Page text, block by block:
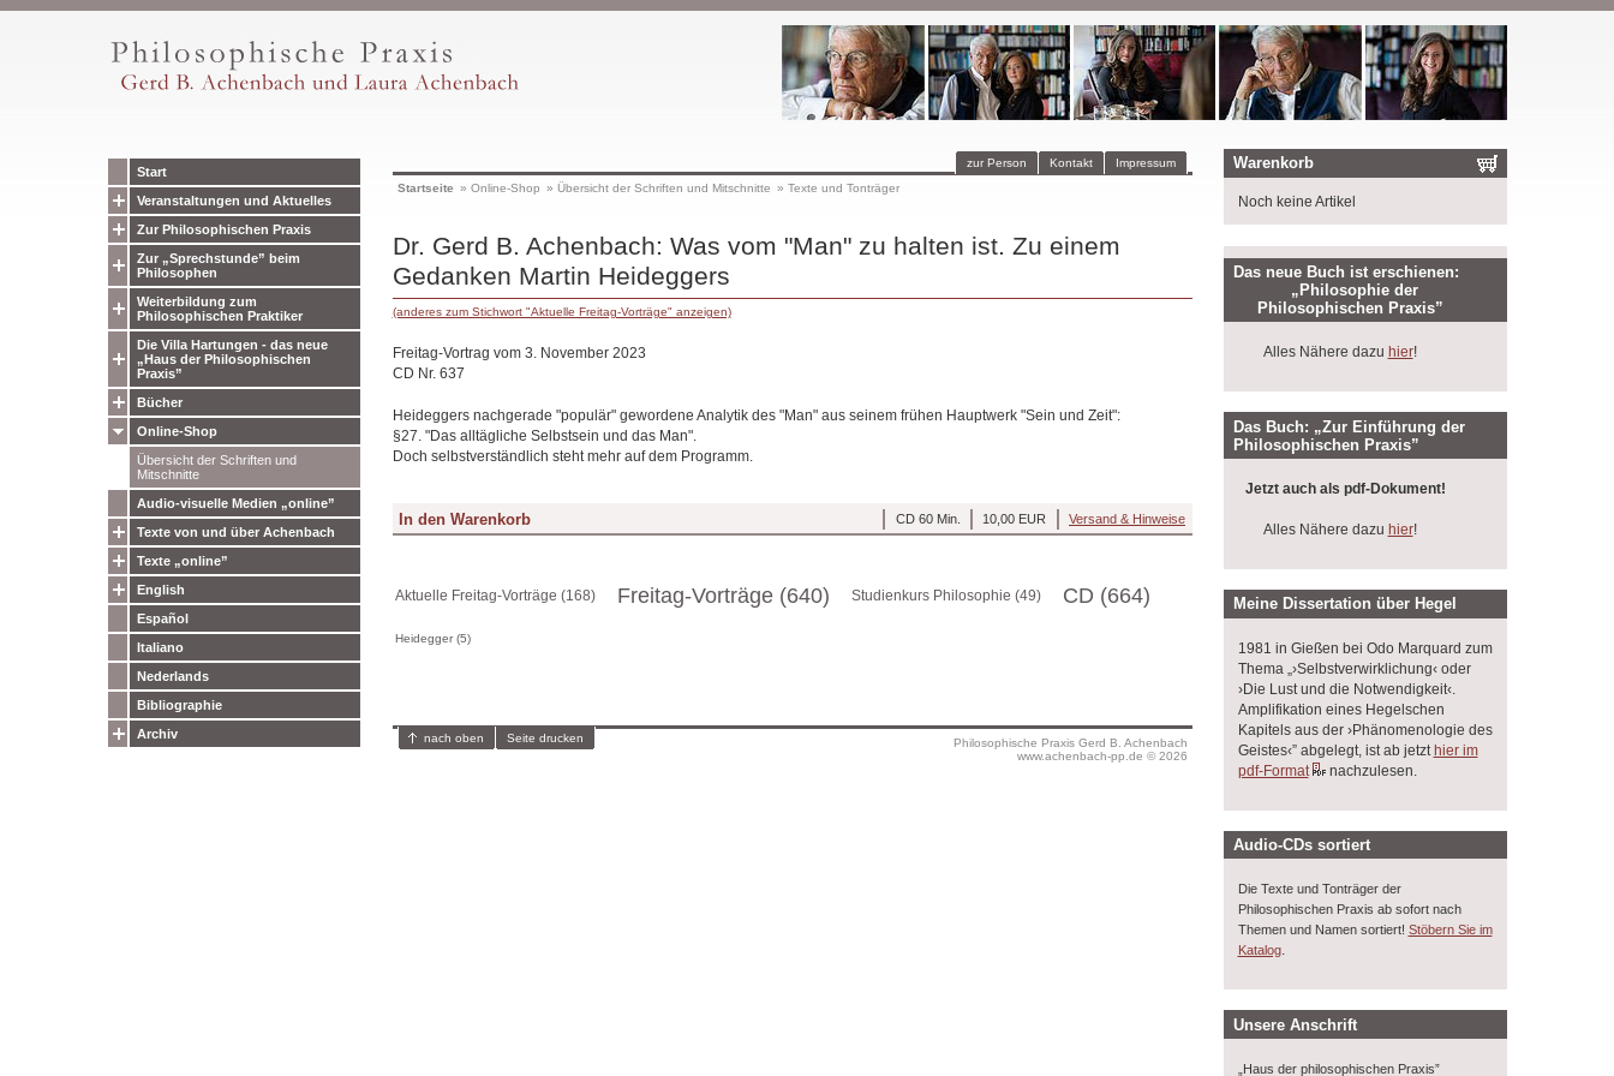
Start
Veranstaltungen und Aktuelles
Zur Philosophischen Praxis
Zur „Sprechstunde” beim
Philosophen
Weiterbildung zum
Philosophischen Praktiker
Die Villa Hartungen - das neue
„Haus der Philosophischen
Praxis”
Bücher
Online-Shop
Übersicht der Schriften und
Mitschnitte
Audio-visuelle Medien „online”
Texte von und über Achenbach
Texte „online”
English
Español
Italiano
Nederlands
Bibliographie
Archiv
Impressum
Kontakt
zur Person
Startseite » Online-Shop » Übersicht der Schriften und Mitschnitte » Texte und Tonträger
Dr. Gerd B. Achenbach: Was vom "Man" zu halten ist. Zu einem
Gedanken Martin Heideggers
(anderes zum Stichwort "Aktuelle Freitag-Vorträge" anzeigen)
Freitag-Vortrag vom 3. November 2023
CD Nr. 637
Heideggers nachgerade "populär" gewordene Analytik des "Man" aus seinem frühen Hauptwerk "Sein und Zeit":
§27. "Das alltägliche Selbstsein und das Man".
Doch selbstverständlich steht mehr auf dem Programm.
Versand & Hinweise
10,00 EUR
CD 60 Min.
Aktuelle Freitag-Vorträge (168) Freitag-Vorträge (640) Studienkurs Philosophie (49) CD (664)
Heidegger (5)
Philosophische Praxis Gerd B. Achenbach
www.achenbach-pp.de © 2026
nach oben Seite drucken
Warenkorb
Noch keine Artikel
Das neue Buch ist erschienen:
„Philosophie der
Philosophischen Praxis”
Alles Nähere dazu hier!
Das Buch: „Zur Einführung der
Philosophischen Praxis”
Jetzt auch als pdf-Dokument!
Alles Nähere dazu hier!
Meine Dissertation über Hegel
1981 in Gießen bei Odo Marquard zum
Thema „›Selbstverwirklichung‹ oder
›Die Lust und die Notwendigkeit‹.
Amplifikation eines Hegelschen
Kapitels aus der ›Phänomenologie des
Geistes‹” abgelegt, ist ab jetzt hier im
pdf-Format
nachzulesen.
Audio-CDs sortiert
Die Texte und Tonträger der
Philosophischen Praxis ab sofort nach
Themen und Namen sortiert! Stöbern Sie im
Katalog.
Unsere Anschrift
„Haus der philosophischen Praxis”